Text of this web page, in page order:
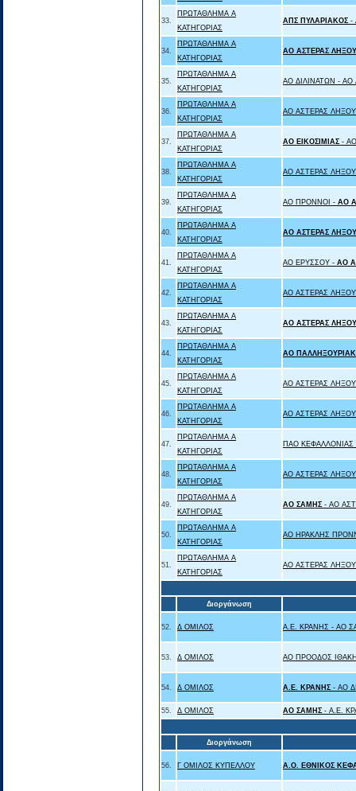
33.
ΠΡΩΤΑΘΛΗΜΑ Α
ΚΑΤΗΓΟΡΙΑΣ
ΑΠΣ ΠΥΛΑΡΙΑΚΟΣ-
34.
ΠΡΩΤΑΘΛΗΜΑ Α
ΚΑΤΗΓΟΡΙΑΣ
ΑΟ ΑΣΤΕΡΑΣ
35.
ΠΡΩΤΑΘΛΗΜΑ Α
ΚΑΤΗΓΟΡΙΑΣ
ΑΟ ΔΙΛΙΝΑΤΩΝ -
36.
ΠΡΩΤΑΘΛΗΜΑ Α
ΚΑΤΗΓΟΡΙΑΣ
ΑΟ ΑΣΤΕΡΑΣ
37.
ΠΡΩΤΑΘΛΗΜΑ Α
ΚΑΤΗΓΟΡΙΑΣ
ΑΟ ΕΙΚΟΣΙΜΙΑΣ -
38.
ΠΡΩΤΑΘΛΗΜΑ Α
ΚΑΤΗΓΟΡΙΑΣ
ΑΟ ΑΣΤΕΡΑΣ
39.
ΠΡΩΤΑΘΛΗΜΑ Α
ΚΑΤΗΓΟΡΙΑΣ
ΑΟ ΠΡΟΝΝΟΙ - ΑΟ
40.
ΠΡΩΤΑΘΛΗΜΑ Α
ΚΑΤΗΓΟΡΙΑΣ
ΑΟ ΑΣΤΕΡΑΣ
41.
ΠΡΩΤΑΘΛΗΜΑ Α
ΚΑΤΗΓΟΡΙΑΣ
ΑΟ ΕΡΥΣΣΟΥ - ΑΟ
42.
ΠΡΩΤΑΘΛΗΜΑ Α
ΚΑΤΗΓΟΡΙΑΣ
ΑΟ ΑΣΤΕΡΑΣ
43.
ΠΡΩΤΑΘΛΗΜΑ Α
ΚΑΤΗΓΟΡΙΑΣ
ΑΟ ΑΣΤΕΡΑΣ
44.
ΠΡΩΤΑΘΛΗΜΑ Α
ΚΑΤΗΓΟΡΙΑΣ
ΑΟ
45.
ΠΡΩΤΑΘΛΗΜΑ Α
ΚΑΤΗΓΟΡΙΑΣ
ΑΟ ΑΣΤΕΡΑΣ
46.
ΠΡΩΤΑΘΛΗΜΑ Α
ΚΑΤΗΓΟΡΙΑΣ
ΑΟ ΑΣΤΕΡΑΣ
47.
ΠΡΩΤΑΘΛΗΜΑ Α
ΚΑΤΗΓΟΡΙΑΣ
ΠΑΟ ΚΕΦΑΛΛΟΝΙΑΣ
48.
ΠΡΩΤΑΘΛΗΜΑ Α
ΚΑΤΗΓΟΡΙΑΣ
ΑΟ ΑΣΤΕΡΑΣ
49.
ΠΡΩΤΑΘΛΗΜΑ Α
ΚΑΤΗΓΟΡΙΑΣ
ΑΟ ΣΑΜΗΣ- ΑΟ
50.
ΠΡΩΤΑΘΛΗΜΑ Α
ΚΑΤΗΓΟΡΙΑΣ
ΑΟ ΗΡΑΚΛΗΣ
51.
ΠΡΩΤΑΘΛΗΜΑ Α
ΚΑΤΗΓΟΡΙΑΣ
ΑΟ ΑΣΤΕΡΑΣ
Διοργάνωση
52. Δ ΟΜΙΛΟΣ Α.Ε. ΚΡΑΝΗΣ - ΑΟ
53. Δ ΟΜΙΛΟΣ ΑΟ ΠΡΟΟΔΟΣ
54. Δ ΟΜΙΛΟΣ Α.Ε. ΚΡΑΝΗΣ- ΑΟ
55. Δ ΟΜΙΛΟΣ ΑΟ ΣΑΜΗΣ- Α.Ε.
Διοργάνωση
56. Γ ΟΜΙΛΟΣ ΚΥΠΕΛΛΟΥ A.O. ΕΘΝΙΚΟΣ